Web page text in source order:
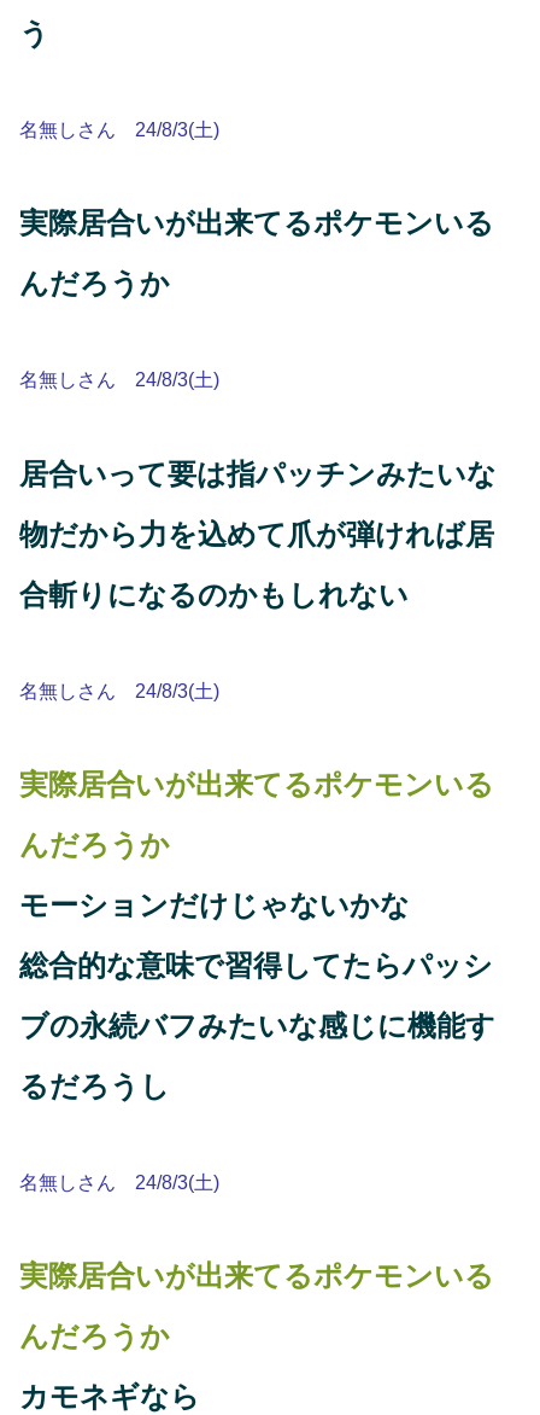
う
名無しさん 24/8/3(土)
実際居合いが出来てるポケモンいる
んだろうか
名無しさん 24/8/3(土)
居合いって要は指パッチンみたいな
物だから力を込めて爪が弾ければ居
合斬りになるのかもしれない
名無しさん 24/8/3(土)
実際居合いが出来てるポケモンいる
んだろうか
モーションだけじゃないかな
総合的な意味で習得してたらパッシ
ブの永続バフみたいな感じに機能す
るだろうし
名無しさん 24/8/3(土)
実際居合いが出来てるポケモンいる
んだろうか
カモネギなら